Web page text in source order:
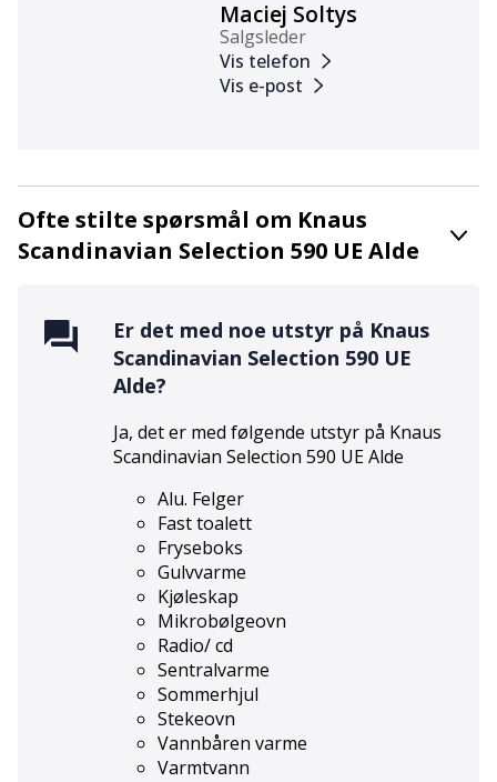
Maciej Soltys
Salgsleder
Vis telefon
Vis e-post
Ofte stilte spørsmål om Knaus
Scandinavian Selection 590 UE Alde
Er det med noe utstyr på Knaus
Scandinavian Selection 590 UE
Alde?
Ja, det er med følgende utstyr på Knaus
Scandinavian Selection 590 UE Alde
Alu. Felger
Fast toalett
Fryseboks
Gulvvarme
Kjøleskap
Mikrobølgeovn
Radio/ cd
Sentralvarme
Sommerhjul
Stekeovn
Vannbåren varme
Varmtvann